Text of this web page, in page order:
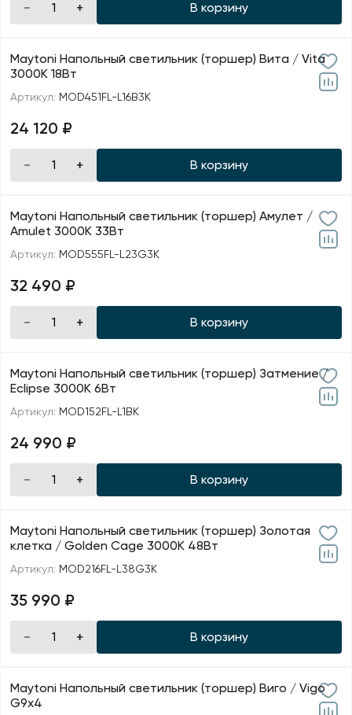
В корзину
Maytoni Напольный светильник (торшер) Вита / Vita
3000К 18Вт
Артикул: MOD451FL-L16B3K
24 120 ₽
В корзину
Maytoni Напольный светильник (торшер) Амулет /
Amulet 3000К 33Вт
Артикул: MOD555FL-L23G3K
32 490 ₽
В корзину
Maytoni Напольный светильник (торшер) Затмение /
Eclipse 3000К 6Вт
Артикул: MOD152FL-L1BK
24 990 ₽
В корзину
Maytoni Напольный светильник (торшер) Золотая
клетка / Golden Cage 3000К 48Вт
Артикул: MOD216FL-L38G3K
35 990 ₽
В корзину
Maytoni Напольный светильник (торшер) Виго / Vigo
G9х4